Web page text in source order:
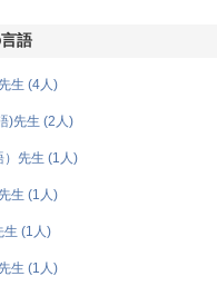
語
生 (4人)
)先生 (2人)
）先生 (1人)
生 (1人)
生 (1人)
生 (1人)